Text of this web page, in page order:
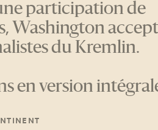
participation de
Washington
du Kremlin.
en version